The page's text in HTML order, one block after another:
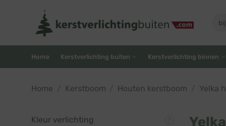
naar:
Home Kerstverlichting buiten Kerstverlichting binnen
Home Kerstboom Houten kerstboom Yelka
Kleur verlichting